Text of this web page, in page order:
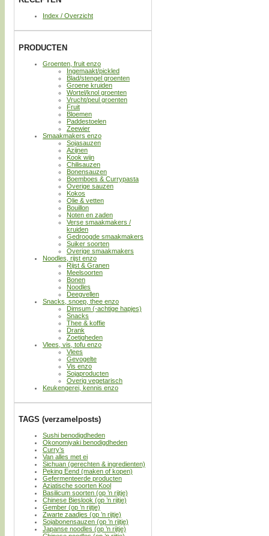
Index / Overzicht
PRODUCTEN
Groenten, fruit enzo
Ingemaakt/pickled
Blad/stengel groenten
Groene kruiden
Wortel/knol groenten
Vrucht/peul groenten
Fruit
Bloemen
Paddestoelen
Zeewier
Smaakmakers enzo
Sojasauzen
Azijnen
Kook wijn
Chilisauzen
Bonensauzen
Boemboes & Currypasta
Overige sauzen
Kokos
Olie & vetten
Bouillon
Noten en zaden
Verse smaakmakers /
kruiden
Gedroogde smaakmakers
Suiker soorten
Overige smaakmakers
Noodles, rijst enzo
Rijst & Granen
Meelsoorten
Bonen
Noodles
Deegvellen
Snacks, snoep, thee enzo
Dimsum (-achtige hapjes)
Snacks
Thee & koffie
Drank
Zoetigheden
Vlees, vis, tofu enzo
Vlees
Gevogelte
Vis enzo
Sojaproducten
Overig vegetarisch
Keukengerei, kennis enzo
TAGS (verzamelposts)
Sushi benodigdheden
Okonomiyaki benodigdheden
Curry’s
Van alles met ei
Sichuan (gerechten & ingredienten)
Peking Eend (maken of kopen)
Gefermenteerde producten
Aziatische soorten Kool
Basilicum soorten (op ’n rijtje)
Chinese Bieslook (op ’n rijtje)
Gember (op ’n rijtje)
Zwarte zaadjes (op ’n rijtje)
Sojabonensauzen (op ’n rijtje)
Japanse noodles (op ’n rijtje)